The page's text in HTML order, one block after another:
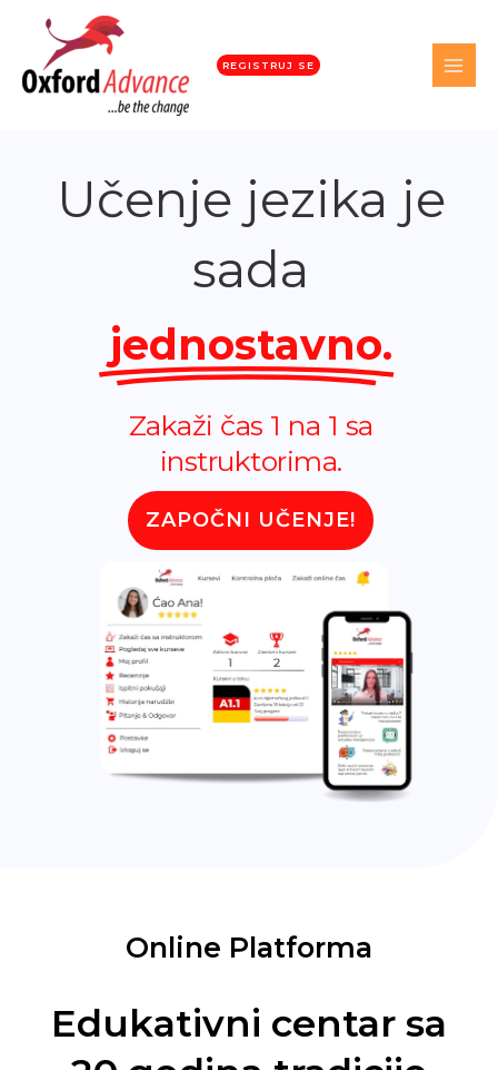
REGISTRUJ SE
Učenje jezika je
sada
jednostavno.
Uči jezike uz umjetnu
inteligenciju.
ZAPOČNI UČENJE!
Online Platforma
Edukativni centar sa